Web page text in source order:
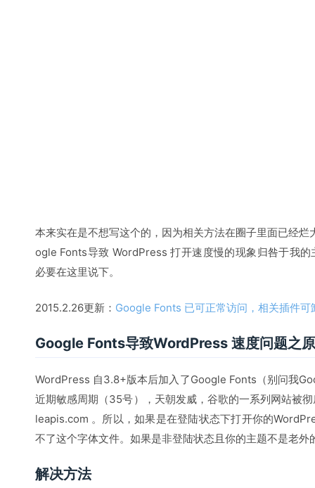
本来实在是不想写这个的，因为相关方法在圈子里面已经
ogle Fonts导致 WordPress 打开速度慢的现象归咎于我
必要在这里说下。
2015.2.26更新： Google Fonts 已可正常访问，相关插件可
Google Fonts导致WordPress 速度问题之
WordPress 自3.8+版本后加入了Google Fonts（别问我
近期敏感周期（35号），天朝发威，谷歌的一系列网站被
leapis.com 。所以，如果是在登陆状态下打开你的
不了这个字体文件。如果是非登陆状态且你的主题不是老
解决方法